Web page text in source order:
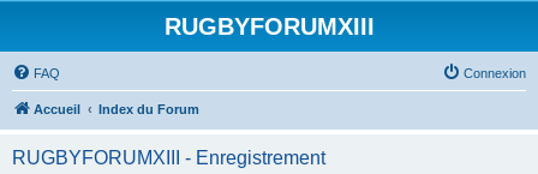
RUGBYFORUMXIII
FAQ Connexion
Accueil Index du Forum
RUGBYFORUMXIII - Enregistrement